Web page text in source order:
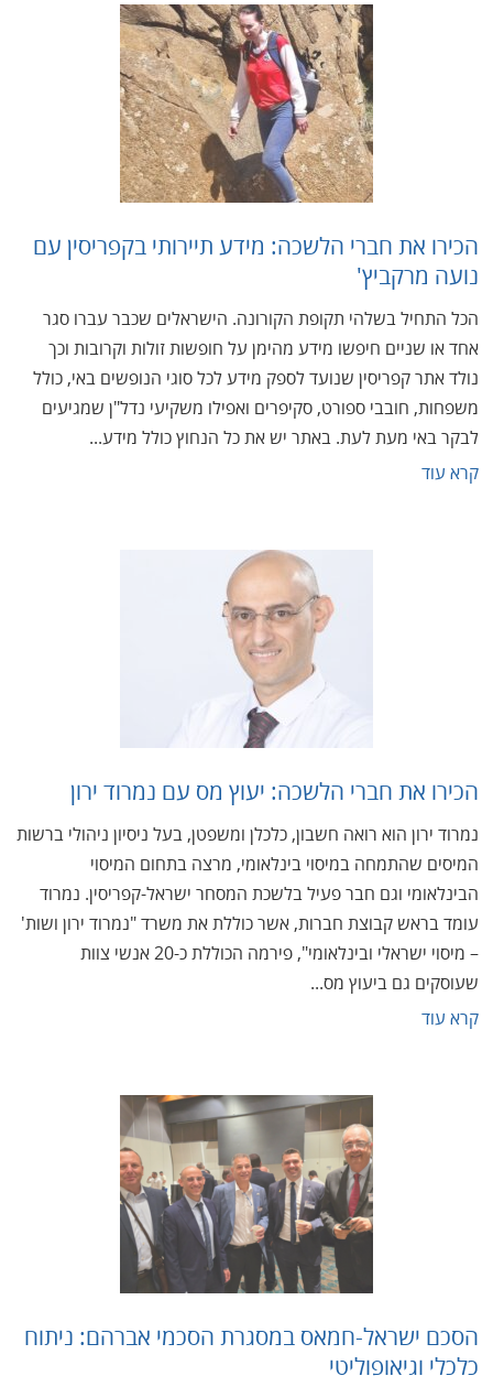
הכירו את חברי הלשכה: מידע תיירותי בקפריסין עם
נועה מרקביץ'
הכל התחיל בשלהי תקופת הקורונה. הישראלים שכבר עברו סגר
אחד או שניים חיפשו מידע מהימן על חופשות זולות וקרובות וכך
נולד אתר קפריסין שנועד לספק מידע לכל סוגי הנופשים באי, כולל
משפחות, חובבי ספורט, סקיפרים ואפילו משקיעי נדל"ן שמגיעים
לבקר באי מעת לעת. באתר יש את כל הנחוץ כולל מידע...
קרא עוד
הכירו את חברי הלשכה: יעוץ מס עם נמרוד ירון
נמרוד ירון הוא רואה חשבון, כלכלן ומשפטן, בעל ניסיון ניהולי ברשות
המיסים שהתמחה במיסוי בינלאומי, מרצה בתחום המיסוי
הבינלאומי וגם חבר פעיל בלשכת המסחר ישראל-קפריסין. נמרוד
עומד בראש קבוצת חברות, אשר כוללת את משרד "נמרוד ירון ושות'
– מיסוי ישראלי ובינלאומי", פירמה הכוללת כ-20 אנשי צוות
שעוסקים גם ביעוץ מס...
קרא עוד
הסכם ישראל-חמאס במסגרת הסכמי אברהם: ניתוח
כלכלי וגיאופוליטי